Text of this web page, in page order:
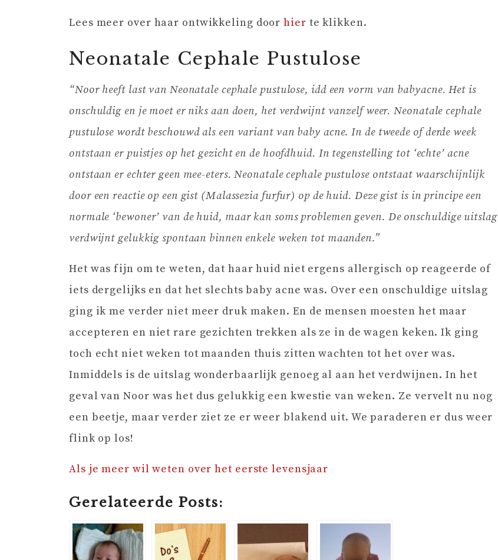
Lees meer over haar ontwikkeling doorhier te klikken.
Neonatale Cephale Pustulose
“Noor heeft last van Neonatale cephale pustulose, idd een vorm van babyacne. Het is
onschuldig en je moet er niks aan doen, het verdwijnt vanzelf weer. Neonatale cephale
pustulose wordt beschouwd als een variant van baby acne. In de tweede of derde week
ontstaan er puistjes op het gezicht en de hoofdhuid. In tegenstelling tot ‘echte’ acne
ontstaan er echter geen mee-eters. Neonatale cephale pustulose ontstaat waarschijnlijk
door een reactie op een gist (Malassezia furfur) op de huid. Deze gist is in principe een
normale ‘bewoner’ van de huid, maar kan soms problemen geven. De onschuldige uitslag
verdwijnt gelukkig spontaan binnen enkele weken tot maanden.”
Het was fijn om te weten, dat haar huid niet ergens allergisch op reageerde of
iets dergelijks en dat het slechts baby acne was. Over een onschuldige uitslag
ging ik me verder niet meer druk maken. En de mensen moesten het maar
accepteren en niet rare gezichten trekken als ze in de wagen keken. Ik ging
toch echt niet weken tot maanden thuis zitten wachten tot het over was.
Inmiddels is de uitslag wonderbaarlijk genoeg al aan het verdwijnen. In het
geval van Noor was het dus gelukkig een kwestie van weken. Ze vervelt nu nog
een beetje, maar verder ziet ze er weer blakend uit. We paraderen er dus weer
flink op los!
Als je meer wil weten over het eerste levensjaar
Gerelateerde Posts: